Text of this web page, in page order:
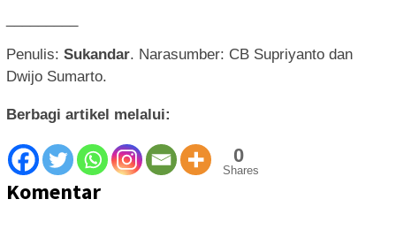
Penulis: Sukandar. Narasumber: CB Supriyanto dan
Dwijo Sumarto.
Berbagi artikel melalui:
0
Shares
Komentar